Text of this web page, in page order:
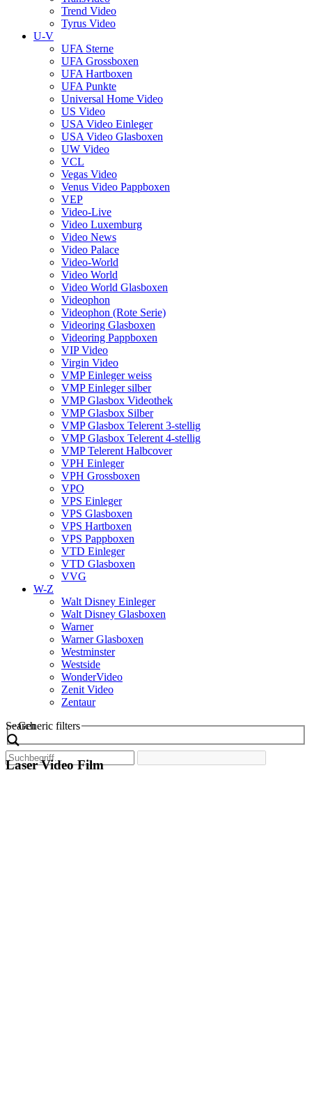
Trend Video
Tyrus Video
U-V
UFA Sterne
UFA Grossboxen
UFA Hartboxen
UFA Punkte
Universal Home Video
US Video
USA Video Einleger
USA Video Glasboxen
UW Video
VCL
Vegas Video
Venus Video Pappboxen
VEP
Video-Live
Video Luxemburg
Video News
Video Palace
Video-World
Video World
Video World Glasboxen
Videophon
Videophon (Rote Serie)
Videoring Glasboxen
Videoring Pappboxen
VIP Video
Virgin Video
VMP Einleger weiss
VMP Einleger silber
VMP Glasbox Videothek
VMP Glasbox Silber
VMP Glasbox Telerent 3-stellig
VMP Glasbox Telerent 4-stellig
VMP Telerent Halbcover
VPH Einleger
VPH Grossboxen
VPO
VPS Einleger
VPS Glasboxen
VPS Hartboxen
VPS Pappboxen
VTD Einleger
VTD Glasboxen
VVG
W-Z
Walt Disney Einleger
Walt Disney Glasboxen
Warner
Warner Glasboxen
Westminster
Westside
WonderVideo
Zenit Video
Zentaur
Search
Generic filters
Laser Video Film